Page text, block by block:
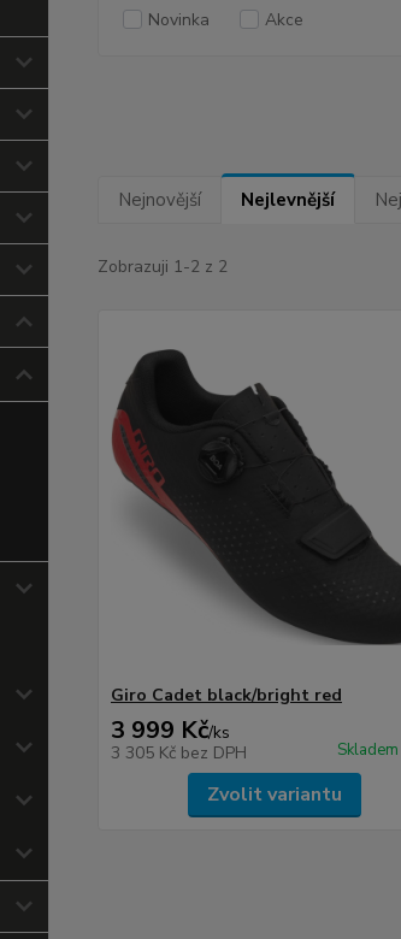
Novinka Akce
Nejnovější Nejlevnější
Zobrazuji 1-2 z 2
Giro Cadet black/bright red
3 999 Kč/ks
3 305 Kč bez DPH
Zvolit variantu